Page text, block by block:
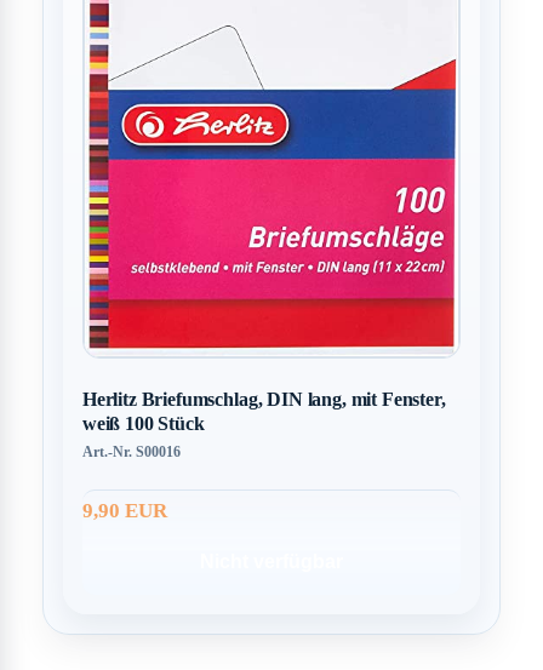
Herlitz Briefumschlag, DIN lang, mit Fenster,
weiß 100 Stück
Art.-Nr. S00016
9,90 EUR